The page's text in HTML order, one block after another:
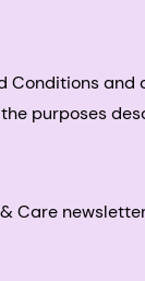
Conditions
purposes
Care